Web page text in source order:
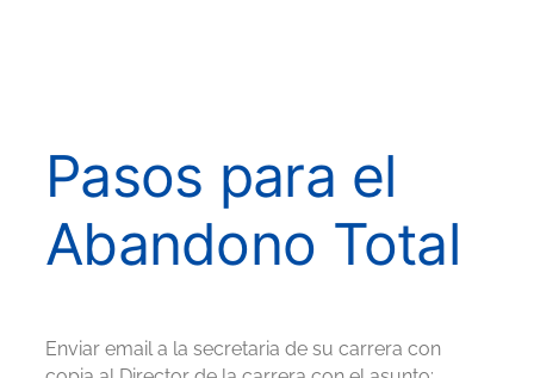
Pasos para el
Abandono Total
Enviar email a la secretaria de su carrera con